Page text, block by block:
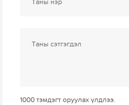
1000 тэмдэгт оруулах үлдлээ.